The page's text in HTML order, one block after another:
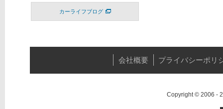
カーライフブログ
会社概要 プライバシーポリ
Copyright © 2006 -